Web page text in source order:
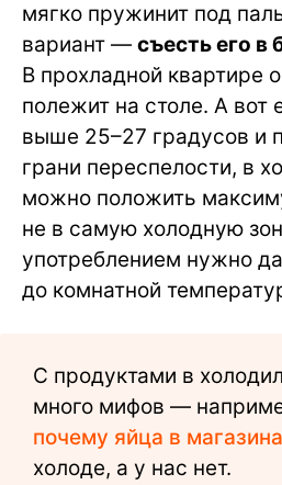
мягко пружинит под
вариант — съесть его в
В прохладной квартире
полежит на столе. А вот
выше 25–27 градусов и
грани переспелости, в
можно положить
не в самую холодную
употреблением нужно
до комнатной
С продуктами в
много мифов —
почему яйца в
холоде, а у нас нет.